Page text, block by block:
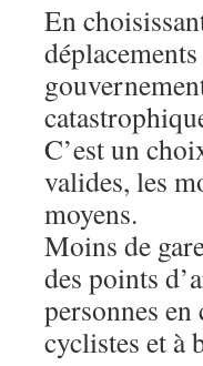
En
C’est un
valides, les
moyens.
Moins de
des points
personnes
cyclistes et à